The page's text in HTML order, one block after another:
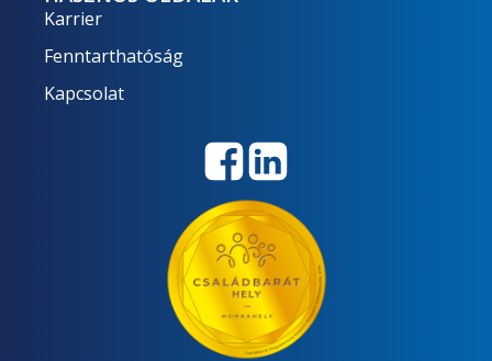
Karrier
Fenntarthatóság
Kapcsolat